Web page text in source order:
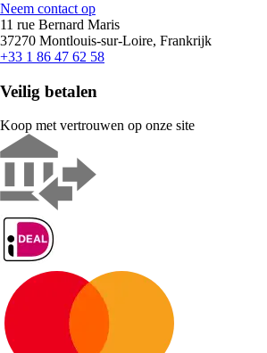
Neem contact op
11 rue Bernard Maris
37270 Montlouis-sur-Loire, Frankrijk
+33 1 86 47 62 58
Veilig betalen
Koop met vertrouwen op onze site